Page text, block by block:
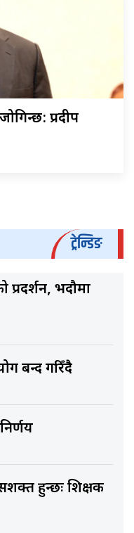
प्रदीप
ट्रेन्डिङ
भदौमा
बन्द गरिँदै
हुन्छः शिक्षक